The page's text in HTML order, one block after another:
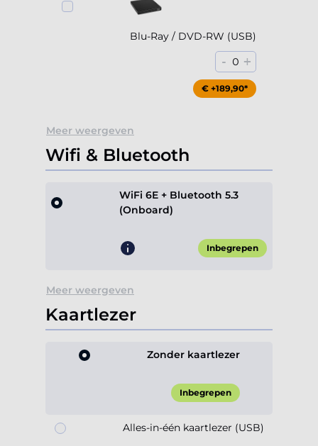
Blu-Ray / DVD-RW (USB)
- 0 +
€ +189,90*
Meer weergeven
Wifi & Bluetooth
WiFi 6E + Bluetooth 5.3
(Onboard)
Inbegrepen
Meer weergeven
Kaartlezer
Zonder kaartlezer
Inbegrepen
Alles-in-één kaartlezer (USB)